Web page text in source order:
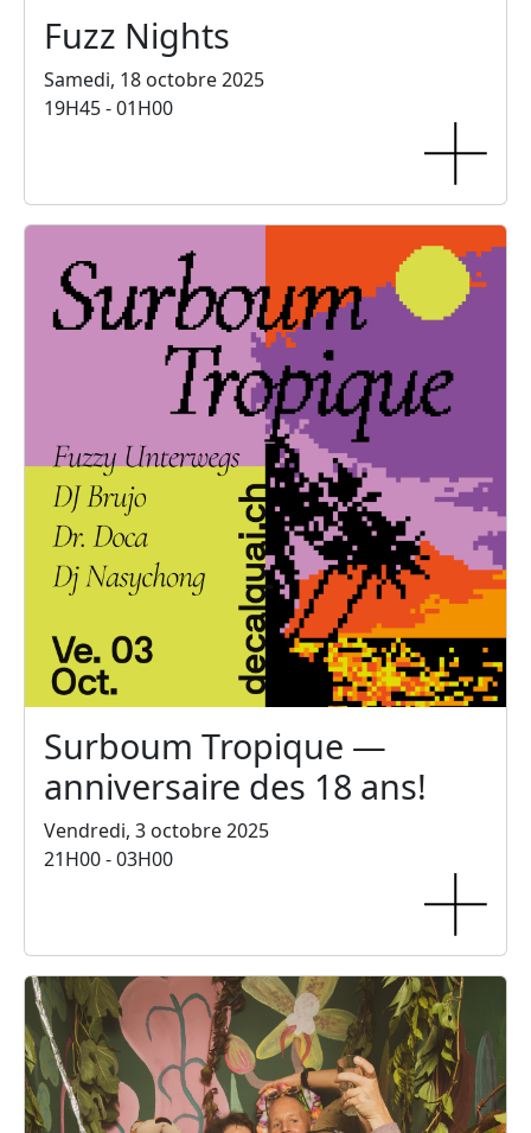
Fuzz Nights
Samedi, 18 octobre 2025
19H45 - 01H00
Surboum Tropique —
anniversaire des 18 ans!
Vendredi, 3 octobre 2025
21H00 - 03H00